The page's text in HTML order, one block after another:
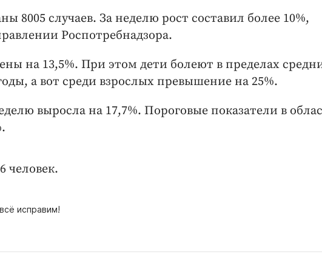
8005 случаев. За неделю рост составил более 10%,
Роспотребнадзора.
на 13,5%. При этом дети болеют в пределах
а вот среди взрослых превышение на 25%.
выросла на 17,7%. Пороговые показатели в
человек.
исправим!